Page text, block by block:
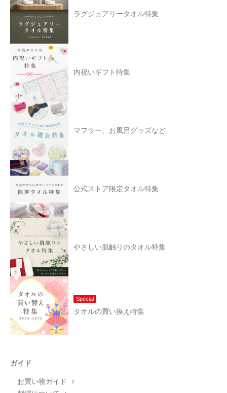
ラグジュアリータオル特集
内祝いギフト特集
マフラー、お風呂グッズなど
公式ストア限定タオル特集
やさしい肌触りのタオル特集
Special
タオルの買い換え特集
ガイド
お買い物ガイド